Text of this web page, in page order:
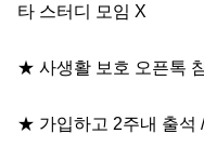
타 스터디 모임 X
★ 사생활 보호 오픈톡
★ 가입하고 2주내 출석